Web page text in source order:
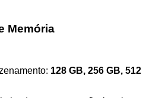
Memória
128 GB, 256 GB, 512